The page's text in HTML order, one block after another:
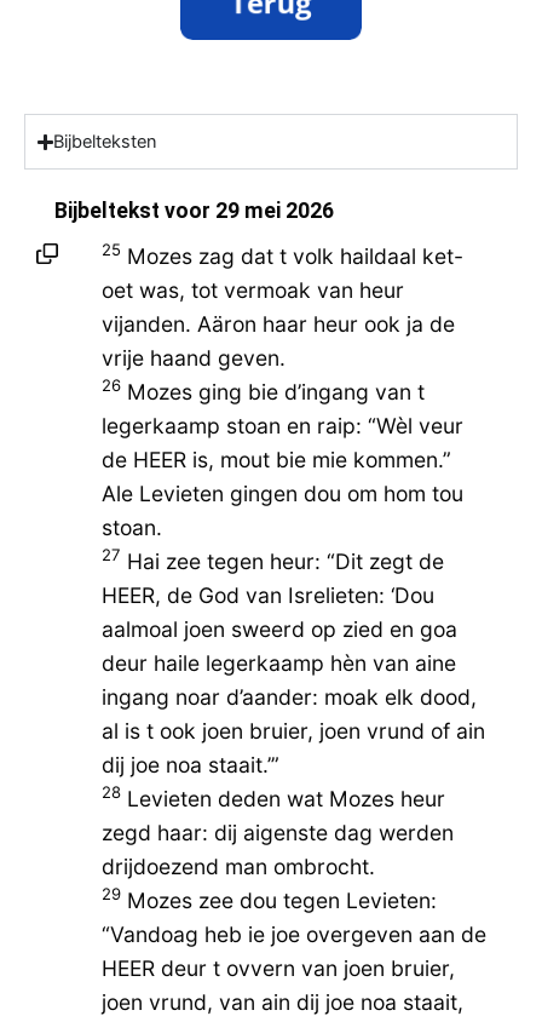
Bijbelteksten
Bijbeltekst voor 29 mei 2026
25 Mozes zag dat t volk haildaal ket-
oet was, tot vermoak van heur
vijanden. Aäron haar heur ook ja de
vrije haand geven.
26Mozes ging bie d’ingang van t
legerkaamp stoan en raip: “Wèl veur
de HEER is, mout bie mie kommen.”
Ale Levieten gingen dou om hom tou
stoan.
27 Hai zee tegen heur: “Dit zegt de
HEER, de God van Isrelieten: ‘Dou
aalmoal joen sweerd op zied en goa
deur haile legerkaamp hèn van aine
ingang noar d’aander: moak elk dood,
al is t ook joen bruier, joen vrund of ain
dij joe noa staait.’”
28Levieten deden wat Mozes heur
zegd haar: dij aigenste dag werden
drijdoezend man ombrocht.
29Mozes zee dou tegen Levieten:
“Vandoag heb ie joe overgeven aan de
HEER deur t ovvern van joen bruier,
joen vrund, van ain dij joe noa staait,